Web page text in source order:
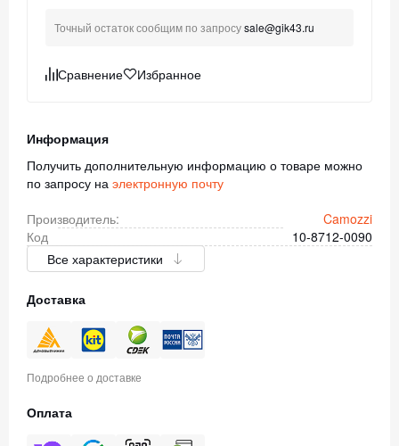
Точный остаток сообщим по запросуsale@gik43.ru
Сравнение Избранное
Информация
Получить дополнительную информацию о товаре можно
по запросу на электронную почту
Производитель:
Camozzi
Код
10-8712-0090
Все характеристики
Доставка
Подробнее о доставке
Оплата